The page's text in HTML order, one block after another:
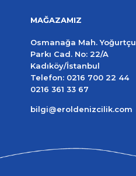
MAĞAZAMIZ
Osmanağa Mah. Yoğurtçu
Parkı Cad. No: 22/A
Kadıköy/İstanbul
Telefon: 0216 700 22 44
0216 361 33 67
bilgi@eroldenizcilik.com